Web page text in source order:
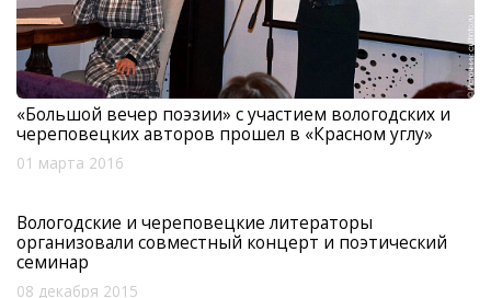
«Большой вечер поэзии» с участием вологодских и
череповецких авторов прошел в «Красном углу»
01 марта 2016
Вологодские и череповецкие литераторы
организовали совместный концерт и поэтический
семинар
08 декабря 2015